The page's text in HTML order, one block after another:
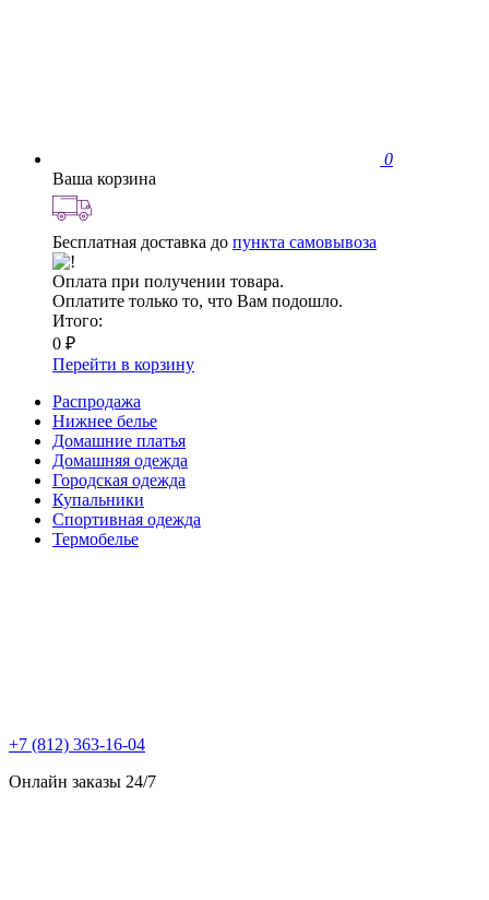
0
Ваша корзина
Бесплатная доставка до пункта самовывоза
Оплата при получении товара.
Оплатите только то, что Вам подошло.
Итого:
0 ₽
Перейти в корзину
Распродажа
Нижнее белье
Домашние платья
Домашняя одежда
Городская одежда
Купальники
Спортивная одежда
Термобелье
+7 (812) 363-16-04
Онлайн заказы 24/7